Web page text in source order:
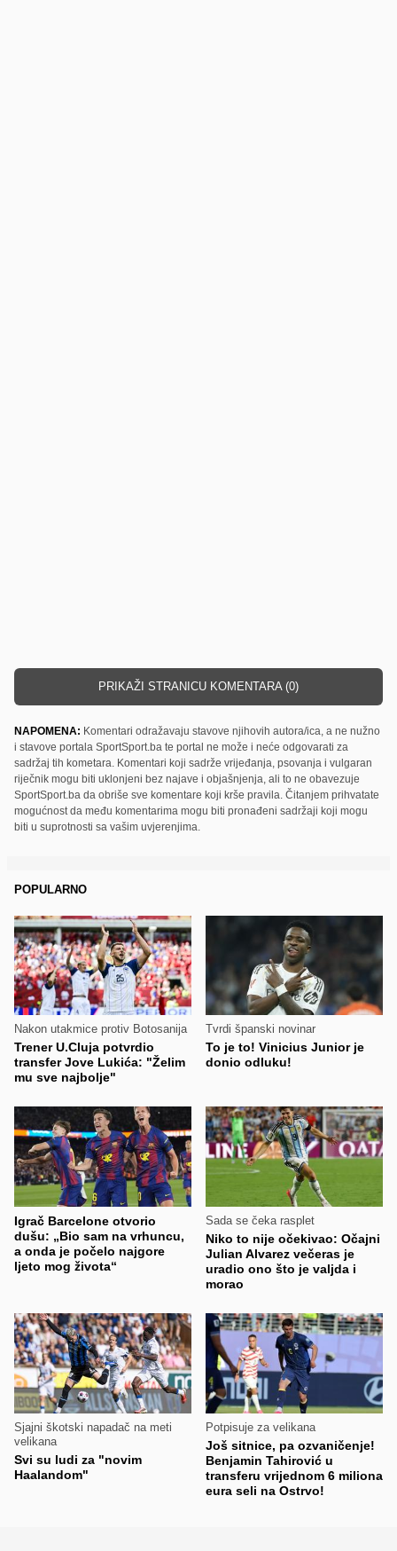
PRIKAŽI STRANICU KOMENTARA (0)
NAPOMENA: Komentari odražavaju stavove njihovih autora/ica, a ne nužno
i stavove portala SportSport.ba te portal ne može i neće odgovarati za
sadržaj tih kometara. Komentari koji sadrže vrijeđanja, psovanja i vulgaran
riječnik mogu biti uklonjeni bez najave i objašnjenja, ali to ne obavezuje
SportSport.ba da obriše sve komentare koji krše pravila. Čitanjem prihvatate
mogućnost da među komentarima mogu biti pronađeni sadržaji koji mogu
biti u suprotnosti sa vašim uvjerenjima.
POPULARNO
Nakon utakmice protiv Botosanija
Trener U.Cluja potvrdio
transfer Jove Lukića: "Želim
mu sve najbolje"
Tvrdi španski novinar
To je to! Vinicius Junior je
donio odluku!
Igrač Barcelone otvorio
dušu: „Bio sam na vrhuncu,
a onda je počelo najgore
ljeto mog života“
Sada se čeka rasplet
Niko to nije očekivao: Očajni
Julian Alvarez večeras je
uradio ono što je valjda i
morao
Sjajni škotski napadač na meti
velikana
Svi su ludi za "novim
Haalandom"
Potpisuje za velikana
Još sitnice, pa ozvaničenje!
Benjamin Tahirović u
transferu vrijednom 6 miliona
eura seli na Ostrvo!